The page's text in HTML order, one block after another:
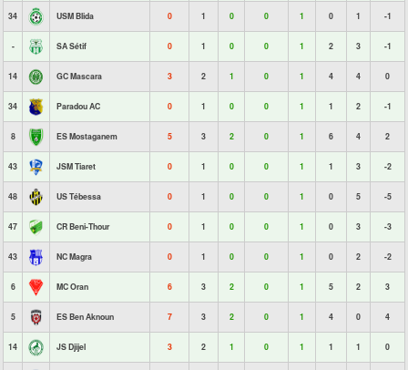
34 USM Blida 0 1 0 0 1 0 1 -1
- SA Sétif 0 1 0 0 1 2 3 -1
14 GC Mascara 3 2 1 0 1 4 4 0
34 Paradou AC 0 1 0 0 1 1 2 -1
8 ES Mostaganem 5 3 2 0 1 6 4 2
43 JSM Tiaret 0 1 0 0 1 1 3 -2
48 US Tébessa 0 1 0 0 1 0 5 -5
47 CR Beni-Thour 0 1 0 0 1 0 3 -3
43 NC Magra 0 1 0 0 1 0 2 -2
6 MC Oran 6 3 2 0 1 5 2 3
5 ES Ben Aknoun 7 3 2 0 1 4 0 4
14 JS Djijel 3 2 1 0 1 1 1 0